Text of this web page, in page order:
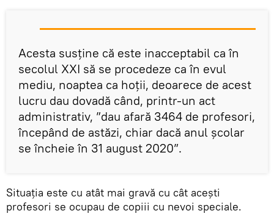
Acesta susține că este inacceptabil ca în
secolul XXI să se procedeze ca în evul
mediu, noaptea ca hoții, deoarece de acest
lucru dau dovadă când, printr-un act
administrativ, ”dau afară 3464 de profesori,
începând de astăzi, chiar dacă anul școlar
se încheie în 31 august 2020”.
Situația este cu atât mai gravă cu cât acești
profesori se ocupau de copiii cu nevoi speciale.